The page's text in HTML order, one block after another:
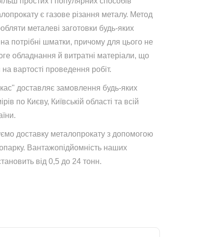
є газове різання металу. Метод
металеві заготовки будь-яких
на потрібні шматки, причому для цього не
обладнання й витратні матеріали, що
вартості проведення робіт.
доставляє замовлення будь-яких
по Києву, Київській області та всій
доставку металопрокату з допомогою
Вантажопідйомність наших
від 0,5 до 24 тонн.